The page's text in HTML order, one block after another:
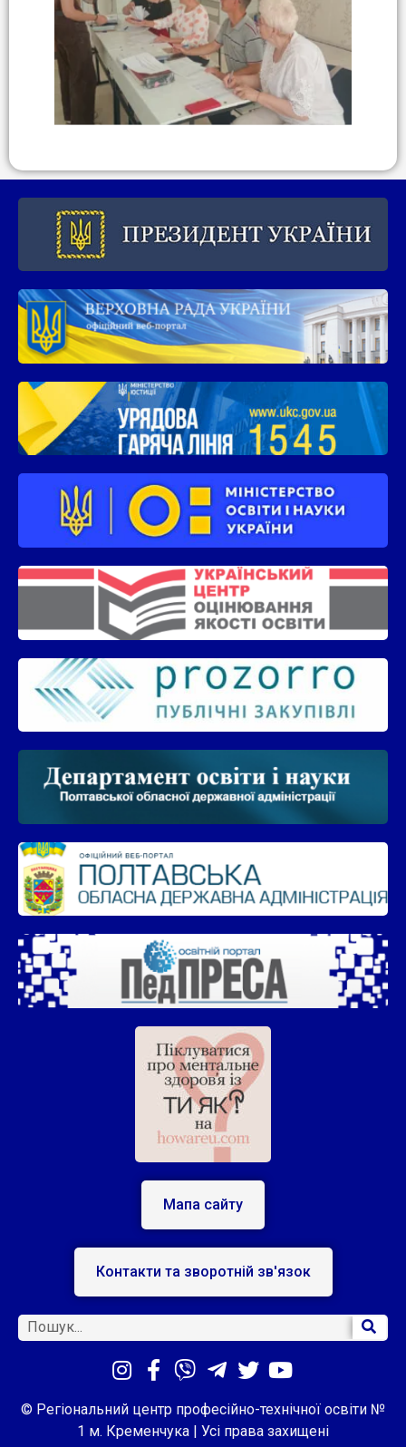
Мапа сайту
Контакти та зворотній зв'язок
© Регіональний центр професійно-технічної освіти №
1 м. Кременчука | Усі права захищені